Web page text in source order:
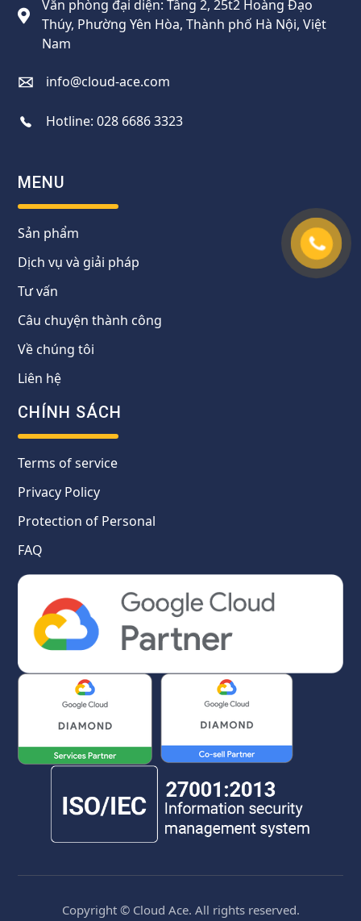
Văn phòng đại diện: Tầng 2, 25t2 Hoàng Đạo
Thúy, Phường Yên Hòa, Thành phố Hà Nội, Việt
Nam
info@cloud-ace.com
Hotline:028 6686 3323
MENU
Sản phẩm
Dịch vụ và giải pháp
Tư vấn
Câu chuyện thành công
Về chúng tôi
Liên hệ
CHÍNH SÁCH
Terms of service
Privacy Policy
Protection of Personal
FAQ
Copyright © Cloud Ace. All rights reserved.